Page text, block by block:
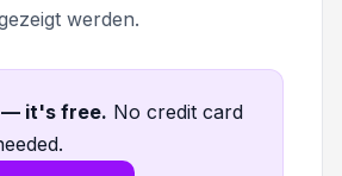
werden.
— it's free. No credit card